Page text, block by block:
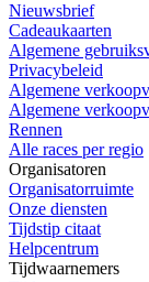
Nieuwsbrief
Cadeaukaarten
Algemene
Privacybeleid
Algemene
Algemene
Rennen
Alle races per regio
Organisatoren
Organisatorruimte
Onze diensten
Tijdstip citaat
Helpcentrum
Tijdwaarnemers